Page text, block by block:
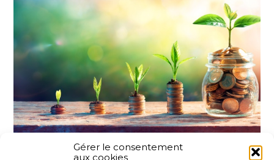
Gérer le consentement
aux cookies